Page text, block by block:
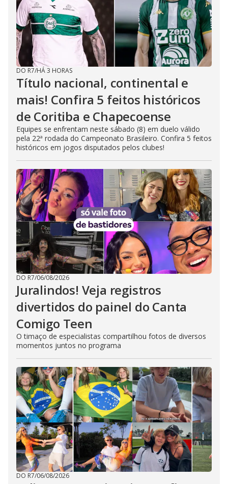
DO R7/HÁ 3 HORAS
Título nacional, continental e
mais! Confira 5 feitos históricos
de Coritiba e Chapecoense
Equipes se enfrentam neste sábado (8) em duelo válido
pela 22ª rodada do Campeonato Brasileiro. Confira 5 feitos
históricos em jogos disputados pelos clubes!
DO R7/06/08/2026
Juralindos! Veja registros
divertidos do painel do Canta
Comigo Teen
O timaço de especialistas compartilhou fotos de diversos
momentos juntos no programa
DO R7/06/08/2026